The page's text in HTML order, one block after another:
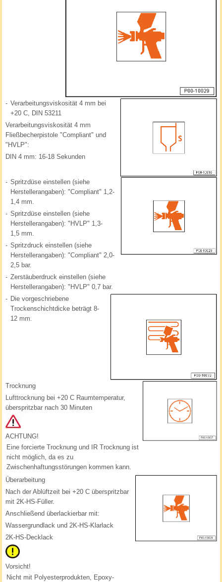
- Verarbeitungsviskosität 4 mm bei
+20 C, DIN 53211
Verarbeitungsviskosität 4 mm
Fließbecherpistole "Compliant" und
"HVLP":
DIN 4 mm: 16-18 Sekunden
- Spritzdüse einstellen (siehe
Herstellerangaben): "Compliant" 1,2-
1,4 mm.
- Spritzdüse einstellen (siehe
Herstellerangaben): "HVLP" 1,3-
1,5 mm.
- Spritzdruck einstellen (siehe
Herstellerangaben): "Compliant" 2,0-
2,5 bar.
- Zerstäuberdruck einstellen (siehe
Herstellerangaben): "HVLP" 0,7 bar.
- Die vorgeschriebene
Trockenschichtdicke beträgt 8-
12 mm.
Trocknung
Lufttrocknung bei +20 C Raumtemperatur,
überspritzbar nach 30 Minuten
ACHTUNG!
Eine forcierte Trocknung und IR Trocknung ist
nicht möglich, da es zu
Zwischenhaftungsstörungen kommen kann.
Überarbeitung
Nach der Ablüftzeit bei +20 C überspritzbar
mit 2K-HS-Füller.
Anschließend überlackierbar mit:
Wassergrundlack und 2K-HS-Klarlack
2K-HS-Decklack
Vorsicht!
Nicht mit Polyesterprodukten, Epoxy-